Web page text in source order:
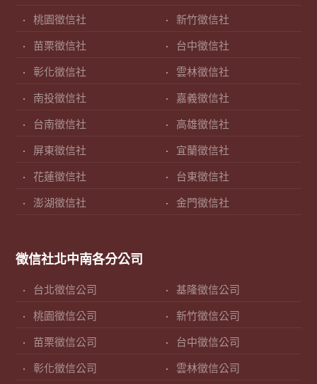
桃園徵信社 新竹徵信社
苗栗徵信社 台中徵信社
彰化徵信社 雲林徵信社
南投徵信社 嘉義徵信社
台南徵信社 高雄徵信社
屏東徵信社 宜蘭徵信社
花蓮徵信社 台東徵信社
澎湖徵信社 金門徵信社
徵信社北中南各分公司
台北徵信公司 基隆徵信公司
桃園徵信公司 新竹徵信公司
苗栗徵信公司 台中徵信公司
彰化徵信公司 雲林徵信公司